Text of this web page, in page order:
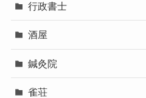
行政書士
酒屋
鍼灸院
雀荘